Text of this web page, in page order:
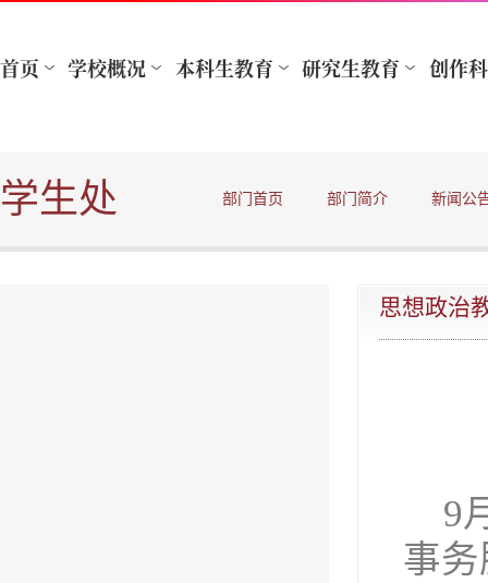
学生处 部门首页 部门简介 新闻公
思想政治
9
事